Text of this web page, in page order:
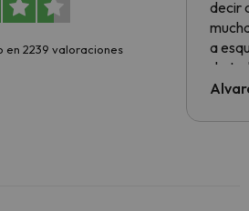
en 2239 valoraciones
decir
a
de
al
culpa